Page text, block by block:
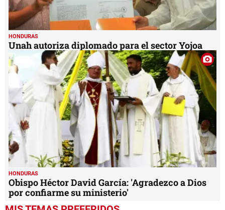
HONDURAS
Unah autoriza diplomado para el sector Yojoa
HONDURAS
Obispo Héctor David García: 'Agradezco a Dios
por confiarme su ministerio'